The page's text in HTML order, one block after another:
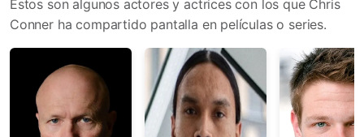
Estos son algunos actores y actrices con los que Chris
Conner ha compartido pantalla en películas o series.